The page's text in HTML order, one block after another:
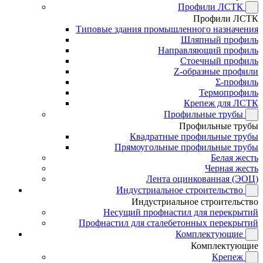
Профили ЛСТК
Профили ЛСТК
Типовые здания промышленного назначения
Шляпный профиль
Направляющий профиль
Стоечный профиль
Z-образные профили
Σ-профиль
Термопрофиль
Крепеж для ЛСТК
Профильные трубы
Профильные трубы
Квадратные профильные трубы
Прямоугольные профильные трубы
Белая жесть
Черная жесть
Лента оцинкованная (ЭОЦ)
Индустриальное строительство
Индустриальное строительство
Несущий профнастил для перекрытий
Профнастил для сталебетонных перекрытий
Комплектующие
Комплектующие
Крепеж